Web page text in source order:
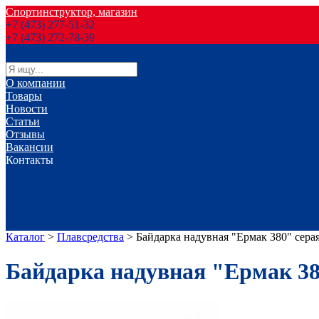
Спортинструктор, магазин
+7 (473) 277-51-32
+7 (473) 272-78-39
О компании
Товары
Новости
Статьи
Отзывы
Вакансии
Контакты
Каталог > Плавсредства > Байдарка надувная "Ермак 380"
Байдарка надувная "Ермак